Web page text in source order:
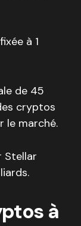
à 1
de 45
cryptos
le marché.
Stellar
à